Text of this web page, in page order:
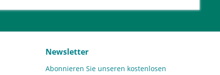
Newsletter
Abonnieren Sie unseren kostenlosen